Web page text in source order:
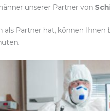
unserer Partner von
Partner hat, können